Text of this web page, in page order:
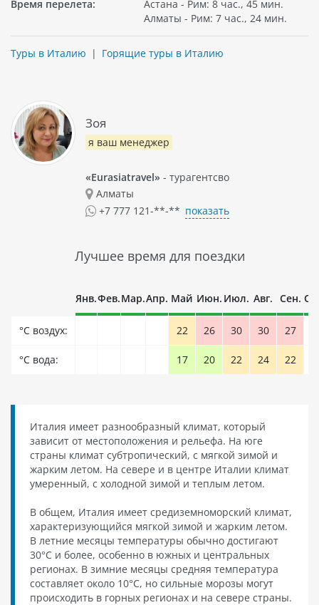
Время перелета:
Астана - Рим: 8 час., 45 мин.
Алматы - Рим: 7 час., 24 мин.
Туры в Италию | Горящие туры в Италию
Зоя
я ваш менеджер
«Eurasiatravel» - турагентсво
Алматы
+7 777 121-**-** показать
Лучшее время для поездки
Янв.Фев.Мар.Апр. Май Июн. Июл. Авг. Сен.
°С воздух: 22 26 30 30 27
°С вода: 17 20 22 24 22
Италия имеет разнообразный климат, который
зависит от местоположения и рельефа. На юге
страны климат субтропический, с мягкой зимой и
жарким летом. На севере и в центре Италии климат
умеренный, с холодной зимой и теплым летом.
В общем, Италия имеет средиземноморский климат,
характеризующийся мягкой зимой и жарким летом.
В летние месяцы температуры обычно достигают
30°C и более, особенно в южных и центральных
регионах. В зимние месяцы средняя температура
составляет около 10°C, но сильные морозы могут
происходить в горных регионах и на севере страны.